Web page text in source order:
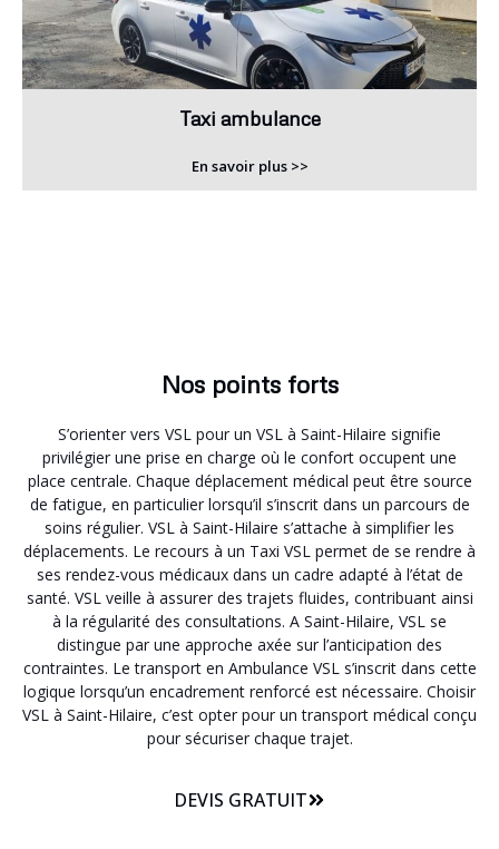
Taxi ambulance
En savoir plus >>
Nos points forts
S’orienter vers VSL pour un VSL à Saint-Hilaire signifie
privilégier une prise en charge où le confort occupent une
place centrale. Chaque déplacement médical peut être source
de fatigue, en particulier lorsqu’il s’inscrit dans un parcours de
soins régulier. VSL à Saint-Hilaire s’attache à simplifier les
déplacements. Le recours à un Taxi VSL permet de se rendre à
ses rendez-vous médicaux dans un cadre adapté à l’état de
santé. VSL veille à assurer des trajets fluides, contribuant ainsi
à la régularité des consultations. A Saint-Hilaire, VSL se
distingue par une approche axée sur l’anticipation des
contraintes. Le transport en Ambulance VSL s’inscrit dans cette
logique lorsqu’un encadrement renforcé est nécessaire. Choisir
VSL à Saint-Hilaire, c’est opter pour un transport médical conçu
pour sécuriser chaque trajet.
DEVIS GRATUIT